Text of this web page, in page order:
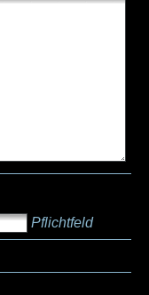
Pflichtfeld